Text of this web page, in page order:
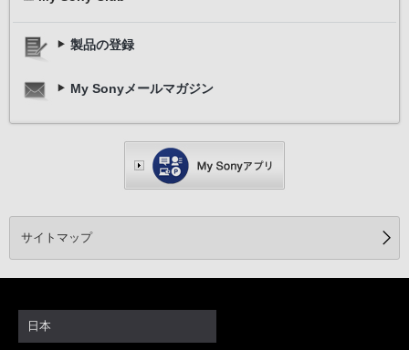
製品の登録
My Sonyメールマガジン
サイトマップ
日本